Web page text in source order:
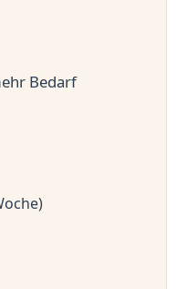
Bedarf